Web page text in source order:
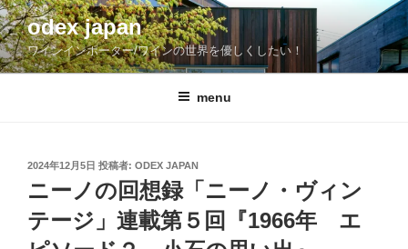
コ
ン
テ
ン
odex japan
ワインインポーター/ワインの世界を優しくしたい！
menu
投
日:
2024年12月5日 投稿者: ODEX JAPAN
ニーノの回想録「ニーノ・ヴィン
テージ」連載第５回『1966年 エ